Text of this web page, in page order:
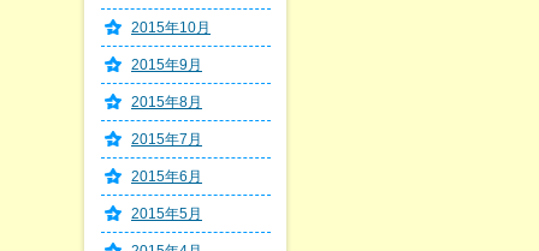
2015年10月
2015年9月
2015年8月
2015年7月
2015年6月
2015年5月